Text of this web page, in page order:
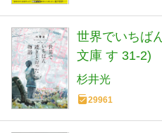
世界でいちば
文庫 す 31-2)
杉井光
29961